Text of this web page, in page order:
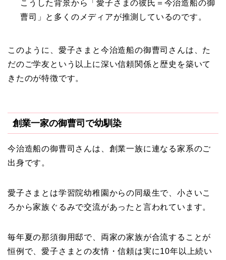
こうした背景から「愛子さまの彼氏＝今治造船の御
曹司」と多くのメディアが推測しているのです。
このように、愛子さまと今治造船の御曹司さんは、た
だのご学友という以上に深い信頼関係と歴史を築いて
きたのが特徴です。
創業一家の御曹司で幼馴染
今治造船の御曹司さんは、創業一族に連なる家系のご
出身です。
愛子さまとは学習院幼稚園からの同級生で、小さいこ
ろから家族ぐるみで交流があったと言われています。
毎年夏の那須御用邸で、両家の家族が合流することが
恒例で、愛子さまとの友情・信頼は実に10年以上続い